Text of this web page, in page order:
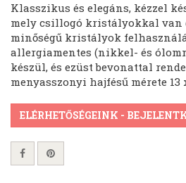
Klasszikus és elegáns, kézzel
mely csillogó kristályokkal van
minőségű kristályok
allergiamentes (nikkel- és
készül, és ezüst bevonattal
menyasszonyi hajfésű mérete 13
ELÉRHETŐSÉGEINK -